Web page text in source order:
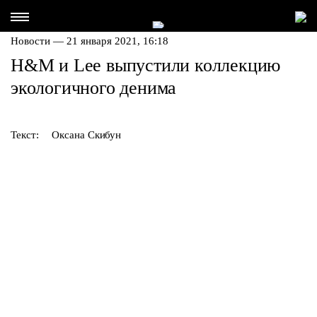
Новости — 21 января 2021, 16:18
H&M и Lee выпустили коллекцию
экологичного денима
Текст: Оксана Скибун